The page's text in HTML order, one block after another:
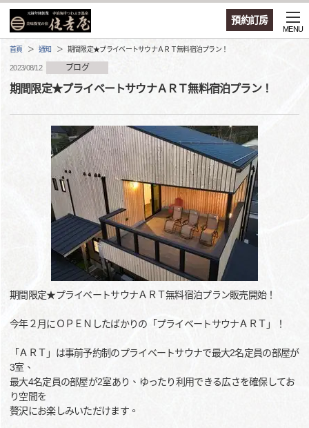
預約訂房
MENU
首頁 通知 期間限定★プライベートサウナＡＲＴ無料宿泊プラン！
2023/08/12 ブログ
期間限定★プライベートサウナＡＲＴ無料宿泊プラン！
期間限定★プライベートサウナＡＲＴ無料宿泊プラン販売開始！
今年２月にＯＰＥＮしたばかりの「プライベートサウナＡＲＴ」！
「ＡＲＴ」は事前予約制のプライベートサウナで最大2名定員の部屋が
3室、
最大4名定員の部屋が2室あり、ゆったり利用できる広さを確保してお
り空間を
贅沢にお楽しみいただけます。